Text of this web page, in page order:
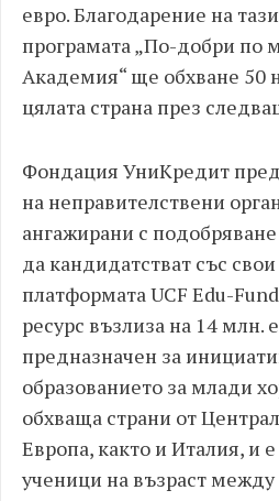
евро. Благодарение на
програмата „По-добри по
Академия“ ще обхване 50
цялата страна през
Фондация УниКредит
на неправителствени
ангажирани с
да кандидатстват със
платформата UCF Edu-
ресурс възлиза на 14 млн.
предназначен за
образованието за млади
обхваща страни от
Европа, както и Италия, и
ученици на възраст